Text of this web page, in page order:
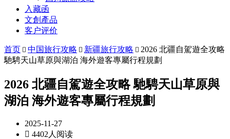
入藏函
文創產品
客户评价
首页  中国旅行攻略  新疆旅行攻略  2026 北疆自駕遊全攻略
馳騁天山草原與湖泊 海外遊客專屬行程規劃
2026 北疆自駕遊全攻略 馳騁天山草原與
湖泊 海外遊客專屬行程規劃
2025-11-27
 4402人阅读